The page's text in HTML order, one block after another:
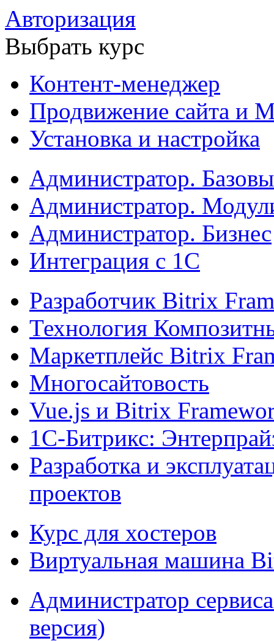
Авторизация
Выбрать курс
Контент-менеджер
Продвижение сайта и
Установка и настройка
Администратор.
Администратор.
Администратор. Бизнес
Интеграция с 1С
Разработчик Bitrix
Технология
Маркетплейс Bitrix
Многосайтовость
Vue.js и Bitrix
1С-Битрикс:
Разработка и
проектов
Курс для хостеров
Виртуальная машина
Администратор
версия)